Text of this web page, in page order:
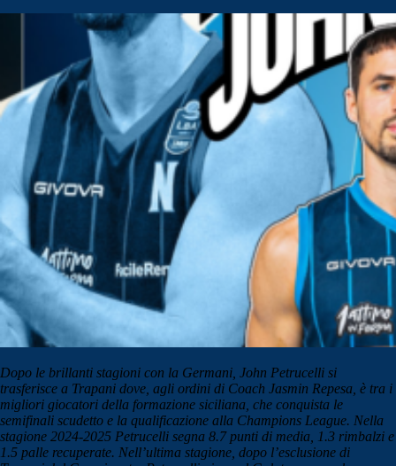
Dopo le brillanti stagioni con la Germani, John Petrucelli si
trasferisce a Trapani dove, agli ordini di Coach Jasmin Repesa, è tra i
migliori giocatori della formazione siciliana, che conquista le
semifinali scudetto e la qualificazione alla Champions League. Nella
stagione 2024-2025 Petrucelli segna 8.7 punti di media, 1.3 rimbalzi e
1.5 palle recuperate. Nell’ultima stagione, dopo l’esclusione di